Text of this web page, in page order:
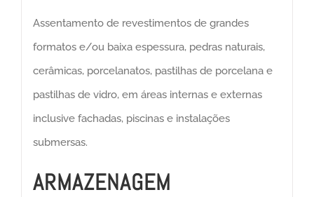
Assentamento de revestimentos de grandes
formatos e/ou baixa espessura, pedras naturais,
cerâmicas, porcelanatos, pastilhas de porcelana e
pastilhas de vidro, em áreas internas e externas
inclusive fachadas, piscinas e instalações
submersas.
ARMAZENAGEM